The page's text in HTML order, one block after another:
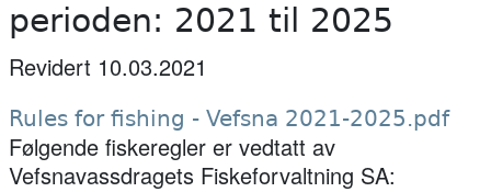
perioden: 2021 til 2025
Revidert 10.03.2021
Rules for fishing - Vefsna 2021-2025.pdf
Følgende fiskeregler er vedtatt av
Vefsnavassdragets Fiskeforvaltning SA: